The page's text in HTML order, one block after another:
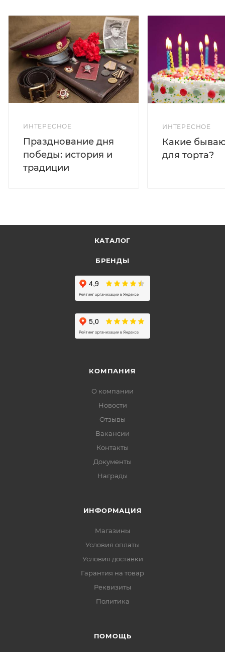
ИНТЕРЕСНОЕ
Празднование дня
победы: история и
традиции
ИНТЕРЕСНОЕ
Какие
для торта?
КАТАЛОГ
БРЕНДЫ
КОМПАНИЯ
О компании
Новости
Отзывы
Вакансии
Контакты
Документы
Награды
ИНФОРМАЦИЯ
Магазины
Условия оплаты
Условия доставки
Гарантия на товар
Реквизиты
Политика
ПОМОЩЬ